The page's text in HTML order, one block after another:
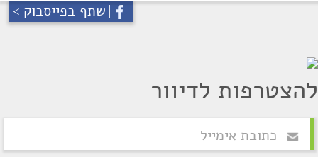
שתף בפייסבוק >
להצטרפות לדיוור